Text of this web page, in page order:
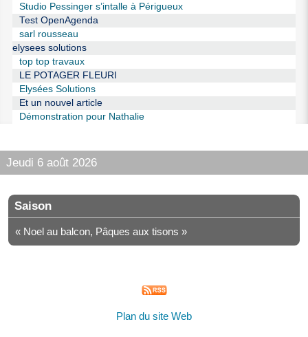
Studio Pessinger s’intalle à Périgueux
Test OpenAgenda
sarl rousseau
elysees solutions
top top travaux
LE POTAGER FLEURI
Elysées Solutions
Et un nouvel article
Démonstration pour Nathalie
Jeudi 6 août 2026
Saison
« Noel au balcon, Pâques aux tisons »
Plan du site Web